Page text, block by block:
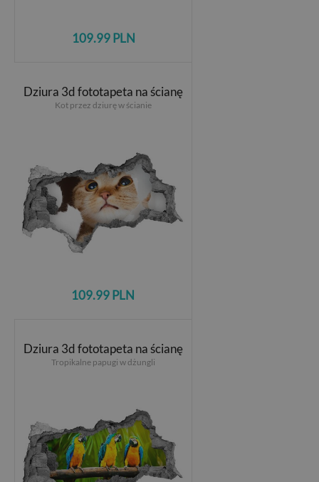
109.99 PLN
Dziura 3d fototapeta na ścianę
Kot przez dziurę w ścianie
109.99 PLN
Dziura 3d fototapeta na ścianę
Tropikalne papugi w dżungli